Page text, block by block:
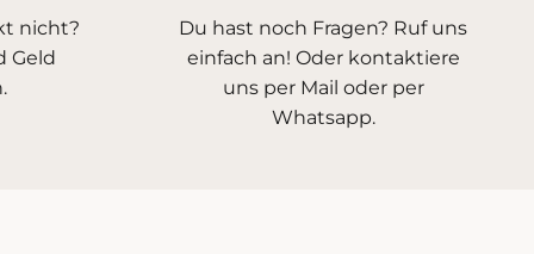
nicht?
Geld
Du hast noch Fragen? Ruf uns
einfach an! Oder kontaktiere
uns per Mail oder per
Whatsapp.